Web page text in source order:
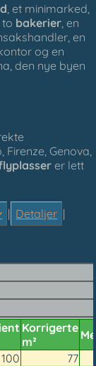
, et minimarked,
, to bakerier , en
en
og en
den nye byen
Genova,
er lett
| Detaljer |
Korrigerte
m²
100
77